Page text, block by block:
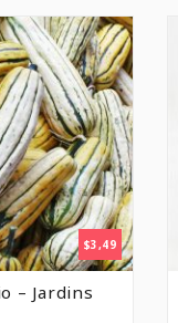
$3,49
– Jardins